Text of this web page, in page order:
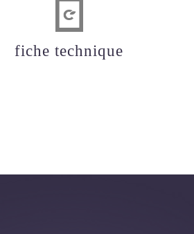
fiche technique